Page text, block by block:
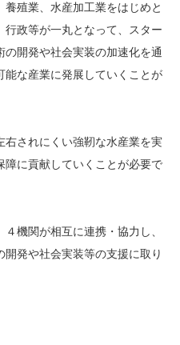
殖業、水産加工業をはじめと
政等が一丸となって、スター
の開発や社会実装の加速化を通
能な産業に発展していくことが
されにくい強靭な水産業を実
に貢献していくことが必要で
機関が相互に連携・協力し、
発や社会実装等の支援に取り